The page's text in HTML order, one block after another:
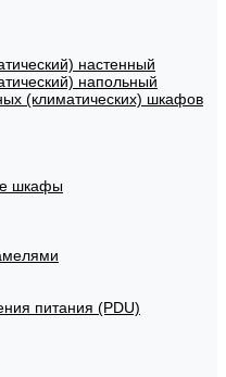
настенный
напольный
(климатических) шкафов
шкафы
питания (PDU)